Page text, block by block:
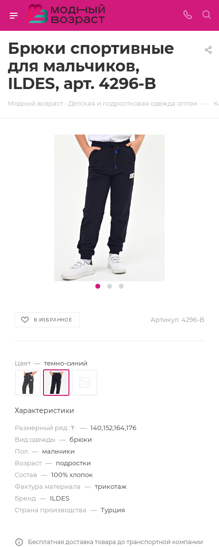
Брюки спортивные
для мальчиков,
ILDES, арт. 4296-B
Модный возраст - Детская и подростковая одежда оптом —
В ИЗБРАННОЕ Артикул: 4296-B
Цвет — темно-синий
Характеристики
Размерный ряд ? — 140,152,164,176
Вид одежды — брюки
Пол — мальчики
Возраст — подростки
Состав — 100% хлопок
Фактура материала — трикотаж
Бренд — ILDES
Страна производства — Турция
Бесплатная доставка товара до транспортной компании